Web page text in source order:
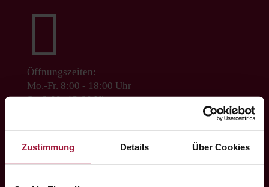
Zustimmung Details Über Cookies

Öffnungszeiten:
Mo.-Fr. 8:00 - 18:00 Uhr
Sa. 8:00 -13:00 Uhr
Über uns